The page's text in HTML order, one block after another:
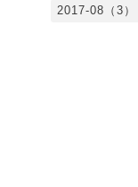
2017-08（3）